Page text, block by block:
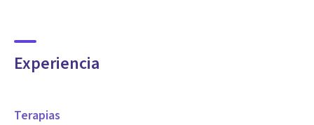
Experiencia
Terapias